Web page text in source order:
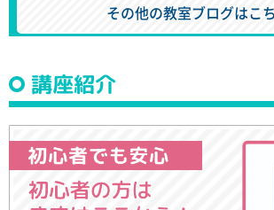
その他の教室ブログはこ
講座紹介